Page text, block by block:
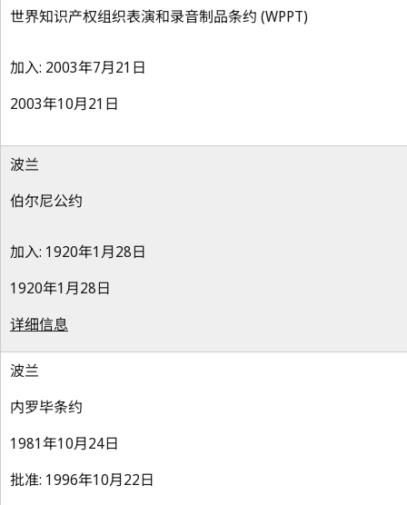
世界知识产权组织表演和录音制品条约 (WPPT)
加入: 2003年7月21日
2003年10月21日
波兰
伯尔尼公约
加入: 1920年1月28日
1920年1月28日
详细信息
波兰
内罗毕条约
1981年10月24日
批准: 1996年10月22日